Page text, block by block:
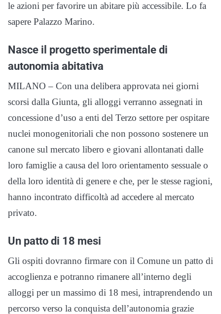
le azioni per favorire un abitare più accessibile. Lo fa
sapere Palazzo Marino.
Nasce il progetto sperimentale di
autonomia abitativa
MILANO – Con una delibera approvata nei giorni
scorsi dalla Giunta, gli alloggi verranno assegnati in
concessione d’uso a enti del Terzo settore per ospitare
nuclei monogenitoriali che non possono sostenere un
canone sul mercato libero e giovani allontanati dalle
loro famiglie a causa del loro orientamento sessuale o
della loro identità di genere e che, per le stesse ragioni,
hanno incontrato difficoltà ad accedere al mercato
privato.
Un patto di 18 mesi
Gli ospiti dovranno firmare con il Comune un patto di
accoglienza e potranno rimanere all’interno degli
alloggi per un massimo di 18 mesi, intraprendendo un
percorso verso la conquista dell’autonomia grazie